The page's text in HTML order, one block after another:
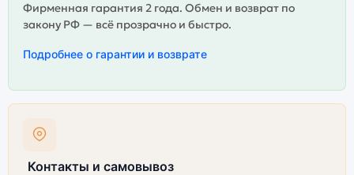
Фирменная гарантия 2 года. Обмен и возврат по
закону РФ — всё прозрачно и быстро.
Подробнее о гарантии и возврате
Контакты и самовывоз